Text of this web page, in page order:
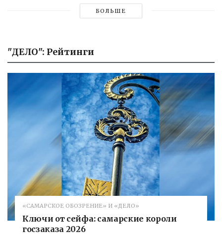
БОЛЬШЕ
"ДЕЛО": Рейтинги
«САМАРСКОЕ ОБОЗРЕНИЕ» И «ДЕЛО»
Ключи от сейфа: самарские короли
госзаказа 2026